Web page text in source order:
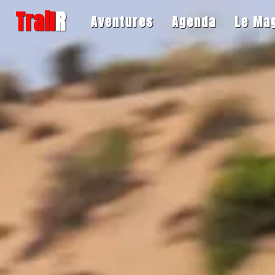
TrailR Aventures Agenda Le